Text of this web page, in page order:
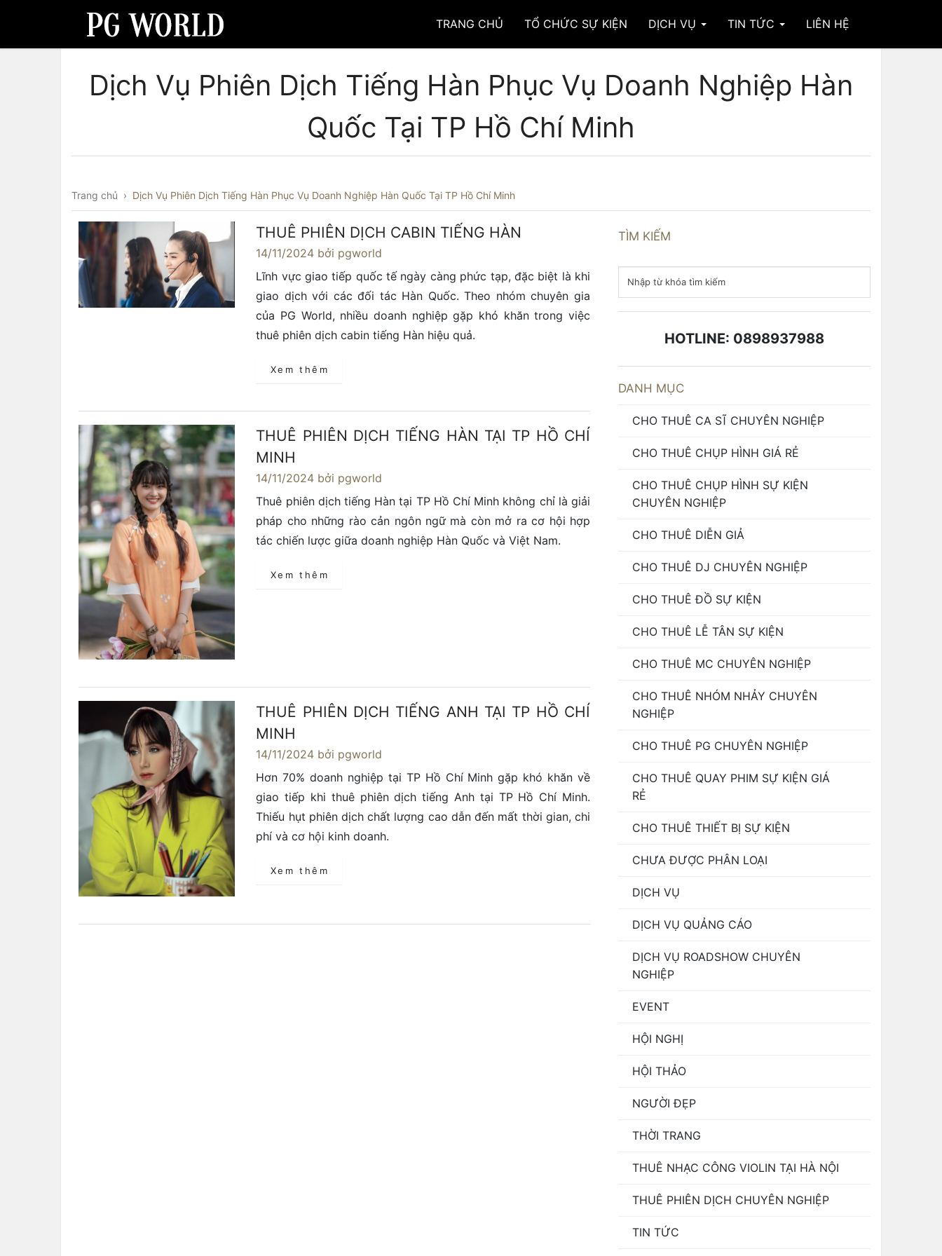
TRANG CHỦ TỔ CHỨC SỰ KIỆN DỊCH VỤ TIN TỨC LIÊN HỆ
Dịch Vụ Phiên Dịch Tiếng Hàn Phục Vụ Doanh Nghiệp Hàn
Quốc Tại TP Hồ Chí Minh
Trang chủ › Dịch Vụ Phiên Dịch Tiếng Hàn Phục Vụ Doanh Nghiệp Hàn Quốc Tại TP Hồ Chí Minh
THUÊ PHIÊN DỊCH CABIN TIẾNG HÀN
14/11/2024 bởi pgworld
Lĩnh vực giao tiếp quốc tế ngày càng phức tạp, đặc biệt là khi
giao dịch với các đối tác Hàn Quốc. Theo nhóm chuyên gia
của PG World, nhiều doanh nghiệp gặp khó khăn trong việc
thuê phiên dịch cabin tiếng Hàn hiệu quả.
Xem thêm
THUÊ PHIÊN DỊCH TIẾNG HÀN TẠI TP HỒ CHÍ
MINH
14/11/2024 bởi pgworld
Thuê phiên dịch tiếng Hàn tại TP Hồ Chí Minh không chỉ là giải
pháp cho những rào cản ngôn ngữ mà còn mở ra cơ hội hợp
tác chiến lược giữa doanh nghiệp Hàn Quốc và Việt Nam.
Xem thêm
THUÊ PHIÊN DỊCH TIẾNG ANH TẠI TP HỒ CHÍ
MINH
14/11/2024 bởi pgworld
Hơn 70% doanh nghiệp tại TP Hồ Chí Minh gặp khó khăn về
giao tiếp khi thuê phiên dịch tiếng Anh tại TP Hồ Chí Minh.
Thiếu hụt phiên dịch chất lượng cao dẫn đến mất thời gian, chi
phí và cơ hội kinh doanh.
Xem thêm
TÌM KIẾM
HOTLINE: 0898937988
DANH MỤC
CHO THUÊ CA SĨ CHUYÊN NGHIỆP
CHO THUÊ CHỤP HÌNH GIÁ RẺ
CHO THUÊ CHỤP HÌNH SỰ KIỆN
CHUYÊN NGHIỆP
CHO THUÊ DIỄN GIẢ
CHO THUÊ DJ CHUYÊN NGHIỆP
CHO THUÊ ĐỒ SỰ KIỆN
CHO THUÊ LỄ TÂN SỰ KIỆN
CHO THUÊ MC CHUYÊN NGHIỆP
CHO THUÊ NHÓM NHẢY CHUYÊN
NGHIỆP
CHO THUÊ PG CHUYÊN NGHIỆP
CHO THUÊ QUAY PHIM SỰ KIỆN GIÁ
RẺ
CHO THUÊ THIẾT BỊ SỰ KIỆN
CHƯA ĐƯỢC PHÂN LOẠI
DỊCH VỤ
DỊCH VỤ QUẢNG CÁO
DỊCH VỤ ROADSHOW CHUYÊN
NGHIỆP
EVENT
HỘI NGHỊ
HỘI THẢO
NGƯỜI ĐẸP
THỜI TRANG
THUÊ NHẠC CÔNG VIOLIN TẠI HÀ NỘI
THUÊ PHIÊN DỊCH CHUYÊN NGHIỆP
TIN TỨC